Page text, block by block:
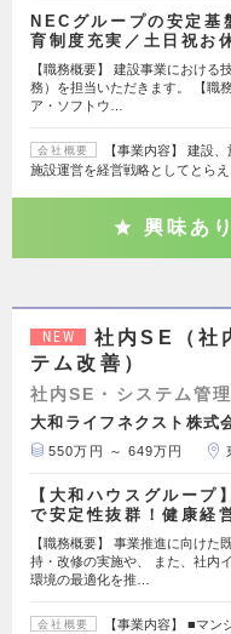
NECグループの安定基
育制度充実／土日祝お
【職務概要】 建設事業における
務）を担当いただきます。 【職
ア・ソフトウ…
会社概要
【事業内容】 建設
施設運営を経営戦略としてとら
興味あり
NEW
社内SE（社
テム改善）
社内SE・システム管理
大和ライフネクスト株式
550万円 ～ 649万円
【大和ハウスグループ
で安定性抜群！健康経
【職務概要】 事業推進に向けた
持・改修の実施や、 また、社内
環境の最適化を推…
会社概要
【事業内容】 ■マ